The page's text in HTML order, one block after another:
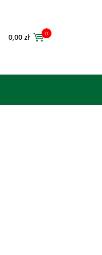
0,00 zł 0